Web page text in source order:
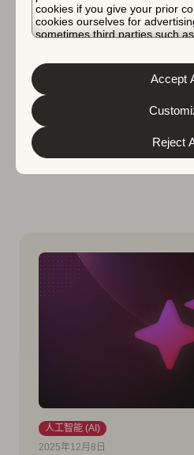
cookies if you give your prior
cookies ourselves for
sometimes third parties such
about the protection of your
different cookies we use,
&
. You can
and preferences by clicking the
Reject
Accept
AI 如何改变应用
性
AI 如何重塑应用商店相关
人工智能 (AI)
2025年12月8日